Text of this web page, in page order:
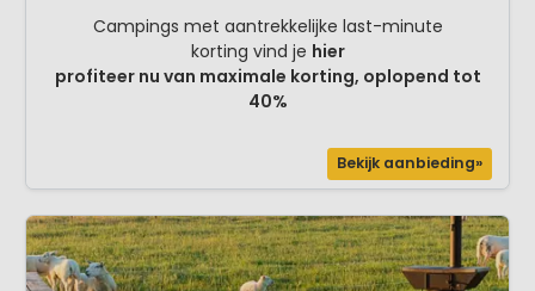
Campings met aantrekkelijke last-minute
korting vind je hier
profiteer nu van maximale korting, oplopend tot
40%
Bekijk aanbieding»